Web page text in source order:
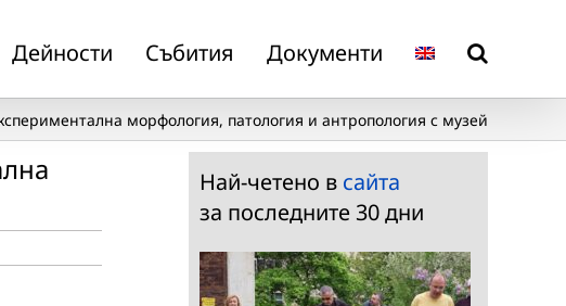
Дейности Събития Документи
морфология, патология и антропология с музей
Най-четено в сайта
за последните 30 дни